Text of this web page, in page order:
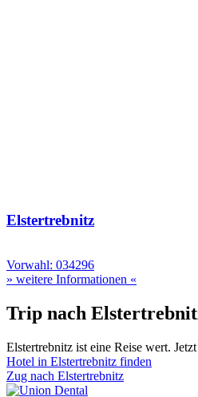
Elstertrebnitz
Vorwahl: 034296
» weitere Informationen «
Trip nach
Elstertrebnitz ist eine Reise wert.
Hotel in Elstertrebnitz finden
Zug nach Elstertrebnitz